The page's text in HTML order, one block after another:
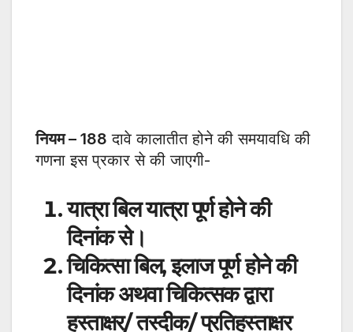
नियम – 188 दावे कालातीत होने की समयावधि की
गणना इस प्रकार से की जाएगी-
यात्रा बिल यात्रा पूर्ण होने की
दिनांक से।
चिकित्सा बिल, इलाज पूर्ण होने की
दिनांक अथवा चिकित्सक द्वारा
हस्ताक्षर/ तस्दीक/ प्रतिहस्ताक्षर